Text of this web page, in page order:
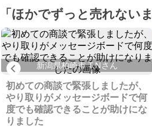
「ほかでずっと売れない
Previous
新潟県柏崎市 T.Nさん
初めての商談で緊張しましたが、
やり取りがメッセージボードで何
度でも確認できることが助けにな
りました